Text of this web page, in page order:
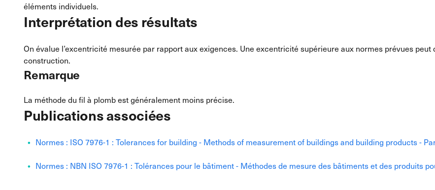
éléments individuels.
Interprétation des résultats
On évalue l’excentricité mesurée par rapport aux exigences. Une excentricité supérieure aux normes prévues
construction.
Remarque
La méthode du fil à plomb est généralement moins précise.
Publications associées
Normes : ISO 7976-1 : Tolerances for building - Methods of measurement of buildings and building products -
Normes : NBN ISO 7976-1 : Tolérances pour le bâtiment - Méthodes de mesure des bâtiments et des produits